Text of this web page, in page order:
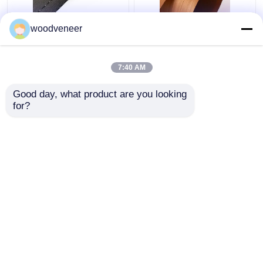
प्लाईवुड फेस के लिए वाटरप्रूफ
इंजीनियर वुड फनीर यूवी
woodveneer
7:40 AM
Good day, what product are you looking
for?